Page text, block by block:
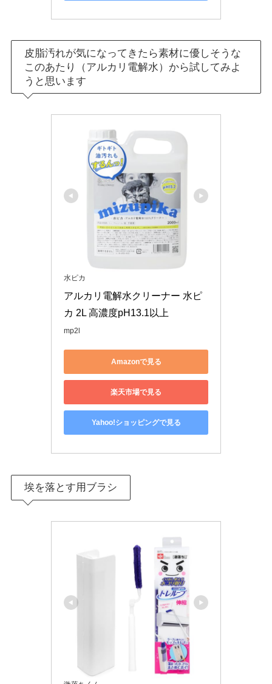
皮脂汚れが気になってきたら素材に優しそうな
このあたり（アルカリ電解水）から試してみよ
うと思います
水ピカ
アルカリ電解水クリーナー 水ピ
カ 2L 高濃度pH13.1以上
mp2l
Amazonで見る
楽天市場で見る
Yahoo!ショッピングで見る
埃を落とす用ブラシ